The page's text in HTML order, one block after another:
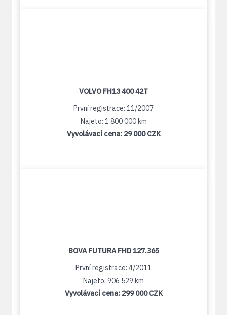
VOLVO FH13 400 42T
První registrace: 11/2007
Najeto: 1 800 000 km
Vyvolávací cena: 29 000 CZK
BOVA FUTURA FHD 127.365
První registrace: 4/2011
Najeto: 906 529 km
Vyvolávací cena: 299 000 CZK